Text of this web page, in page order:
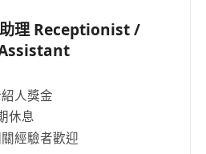
理 Receptionist /
人獎金
休息
經驗者歡迎